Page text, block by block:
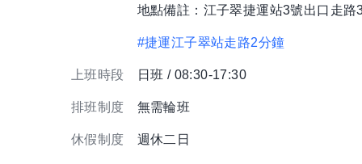
地點備註：江子翠捷運站3號出口走路
#捷運江子翠站走路2分鐘
上班時段 日班 / 08:30-17:30
排班制度 無需輪班
休假制度 週休二日